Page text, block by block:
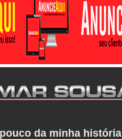
da minha história